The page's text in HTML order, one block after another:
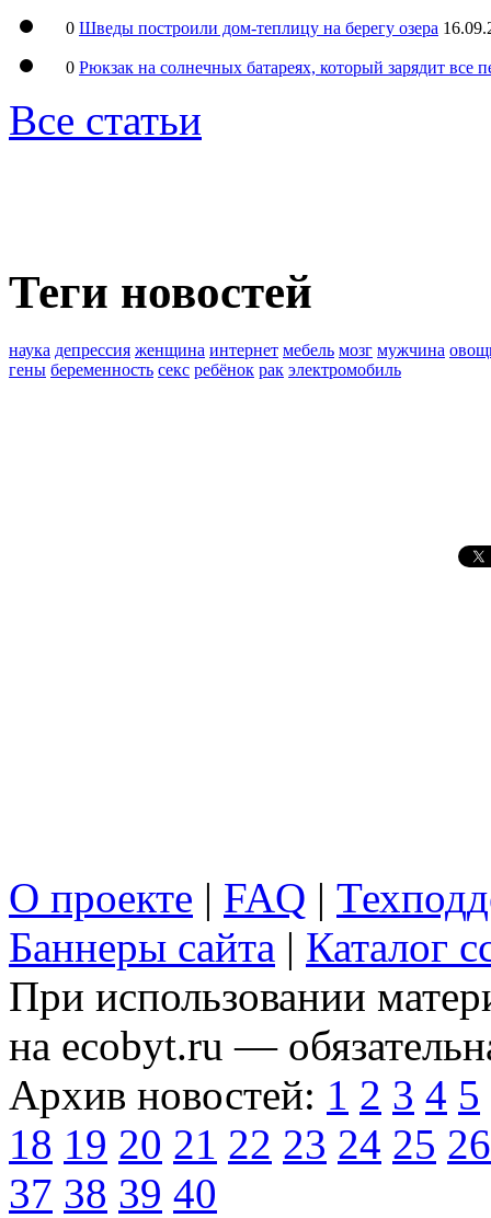
0 Шведы построили дом-теплицу на берегу озера
0 Рюкзак на солнечных батареях, который зарядит все
Все статьи
Теги новостей
наука депрессия женщина интернет мебель мозг мужчина
гены беременность секс ребёнок рак электромобиль
О проекте | FAQ |
Баннеры сайта | Каталог
При использовании
на ecobyt.ru —
Архив новостей: 1 2 3 4 5
18 19 20 21 22 23 24 25 26
37 38 39 40